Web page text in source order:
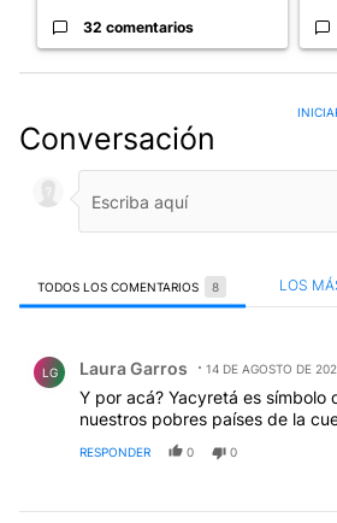
32 comentarios
Conversación
TODOS LOS COMENTARIOS 8 LOS
LG Laura Garros 14 DE AGOSTO DE
Y por acá? Yacyretá es símbolo
nuestros pobres países de la
RESPONDER 0 0